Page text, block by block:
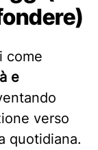
come
e
verso
quotidiana.